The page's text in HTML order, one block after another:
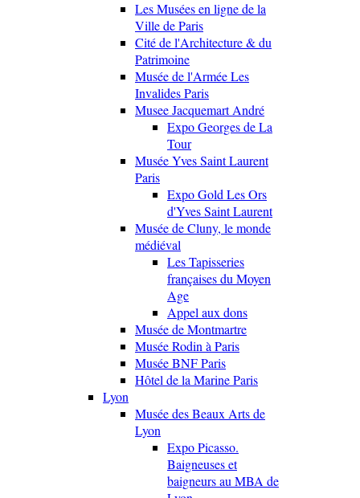
Les Musées en ligne de la
Ville de Paris
Cité de l'Architecture & du
Patrimoine
Musée de l'Armée Les
Invalides Paris
Musee Jacquemart André
Expo Georges de La
Tour
Musée Yves Saint Laurent
Paris
Expo Gold Les Ors
d'Yves Saint Laurent
Musée de Cluny, le monde
médiéval
Les Tapisseries
françaises du Moyen
Age
Appel aux dons
Musée de Montmartre
Musée Rodin à Paris
Musée BNF Paris
Hôtel de la Marine Paris
Lyon
Musée des Beaux Arts de
Lyon
Expo Picasso.
Baigneuses et
baigneurs au MBA de